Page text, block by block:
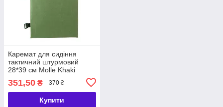
Каремат для сидіння
тактичний штурмовий
28*39 см Molle Khaki
(пінопопа) військовий
351,50 ₴ 370 ₴
Купити